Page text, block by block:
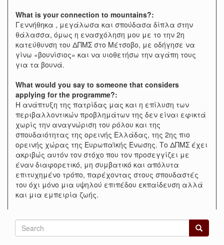
What is your connection to mountains?:
Γεννήθηκα , μεγάλωσα και σπούδασα δίπλα στην
θάλασσα, όμως η ενασχόληση μου με το την 2η
κατεύθυνση του ΔΠΜΣ στο Μέτσοβο, με οδήγησε να
γίνω «βουνίσιος» και να υιοθετήσω την αγάπη τους
για τα βουνά.
What would you say to someone that considers
applying for the programme?:
Η ανάπτυξη της πατρίδας μας και η επίλυση των
περιβαλλοντικών προβλημάτων της δεν είναι εφικτά
χωρίς την αναγνώριση του ρόλου και της
σπουδαιότητας της ορεινής Ελλάδας, της 2ης πιο
ορεινής χώρας της Ευρωπαϊκής Ένωσης. Το ΔΠΜΣ έχει
ακριβώς αυτόν τον στόχο που τον προσεγγίζει με
έναν διαφορετικό, μη συμβατικό και απόλυτα
επιτυχημένο τρόπο, παρέχοντας στους σπουδαστές
του όχι μόνο μια υψηλού επιπέδου εκπαίδευση αλλά
και μια εμπειρία ζωής.
Search
form